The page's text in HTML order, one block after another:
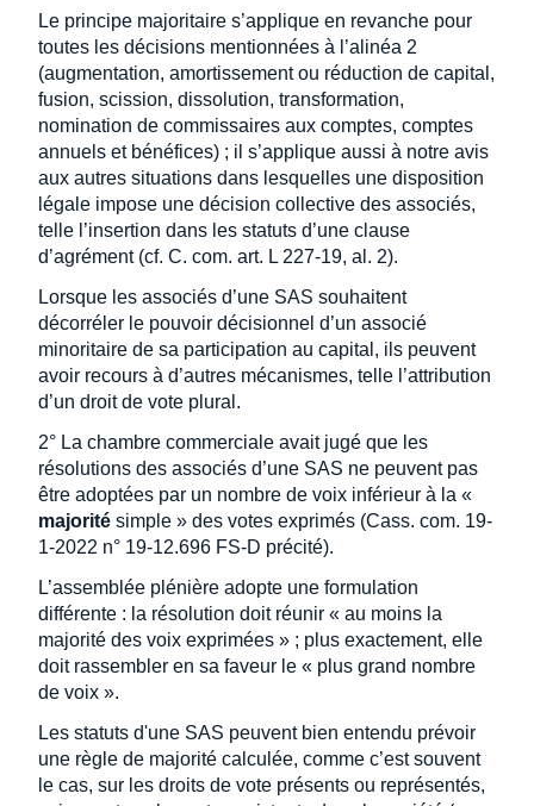
Le principe majoritaire s’applique en revanche pour
toutes les décisions mentionnées à l’alinéa 2
(augmentation, amortissement ou réduction de capital,
fusion, scission, dissolution, transformation,
nomination de commissaires aux comptes, comptes
annuels et bénéfices) ; il s’applique aussi à notre avis
aux autres situations dans lesquelles une disposition
légale impose une décision collective des associés,
telle l’insertion dans les statuts d’une clause
d’agrément (cf. C. com. art. L 227-19, al. 2).
Lorsque les associés d’une SAS souhaitent
décorréler le pouvoir décisionnel d’un associé
minoritaire de sa participation au capital, ils peuvent
avoir recours à d’autres mécanismes, telle l’attribution
d’un droit de vote plural.
2° La chambre commerciale avait jugé que les
résolutions des associés d’une SAS ne peuvent pas
être adoptées par un nombre de voix inférieur à la «
majorité simple » des votes exprimés (Cass. com. 19-
1-2022 n° 19-12.696 FS-D précité).
L’assemblée plénière adopte une formulation
différente : la résolution doit réunir « au moins la
majorité des voix exprimées » ; plus exactement, elle
doit rassembler en sa faveur le « plus grand nombre
de voix ».
Les statuts d'une SAS peuvent bien entendu prévoir
une règle de majorité calculée, comme c’est souvent
le cas, sur les droits de vote présents ou représentés,